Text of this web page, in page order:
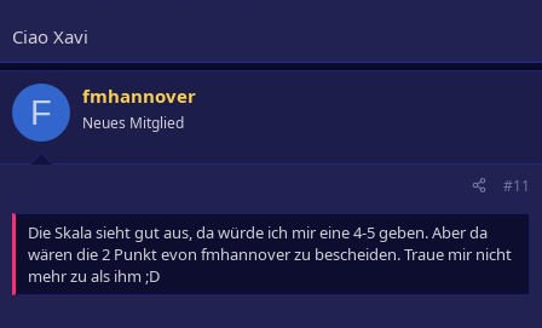
Ciao Xavi
F fmhannover
Neues Mitglied
#11
Die Skala sieht gut aus, da würde ich mir eine 4-5 geben. Aber da
wären die 2 Punkt evon fmhannover zu bescheiden. Traue mir nicht
mehr zu als ihm ;D